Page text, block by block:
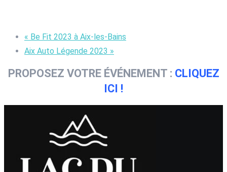
« Be Fit 2023 à Aix-les-Bains
Aix Auto Légende 2023 »
PROPOSEZ VOTRE ÉVÉNEMENT : CLIQUEZ
ICI !